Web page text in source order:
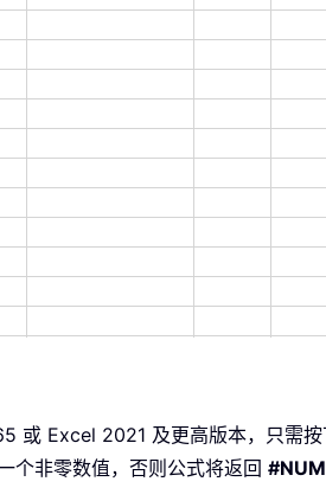
或 Excel 2021 及更高版本，只需按
个非零数值，否则公式将返回